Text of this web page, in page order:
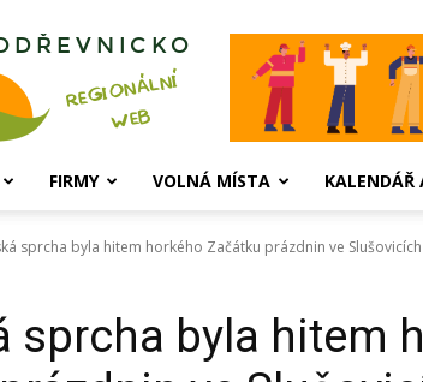
Horní
FIRMY VOLNÁ MÍSTA KALENDÁŘ
sprcha byla hitem horkého Začátku prázdnin ve Slušovicích
sprcha byla hitem